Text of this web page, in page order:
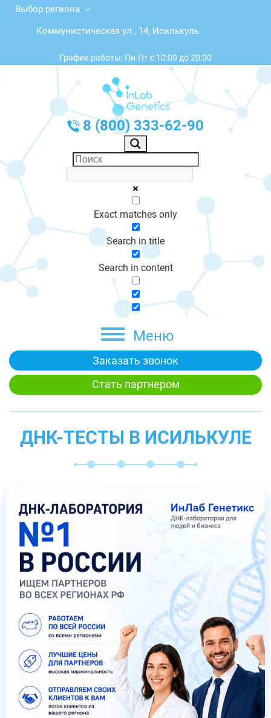
Выбор региона
Коммунистическая ул., 14, Исилькуль
График работы: Пн-Пт с 10:00 до 20:00
8 (800) 333-62-90
Exact matches only
Search in title
Search in content
Меню
Заказать звонок
Стать партнером
ДНК-ТЕСТЫ В ИСИЛЬКУЛЕ